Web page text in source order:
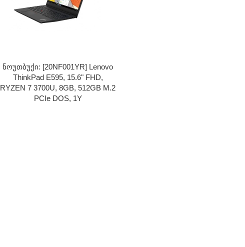
Ნოუთბუქი: [20NF001YR] Lenovo
ThinkPad E595, 15.6" FHD,
RYZEN 7 3700U, 8GB, 512GB M.2
PCIe DOS, 1Y